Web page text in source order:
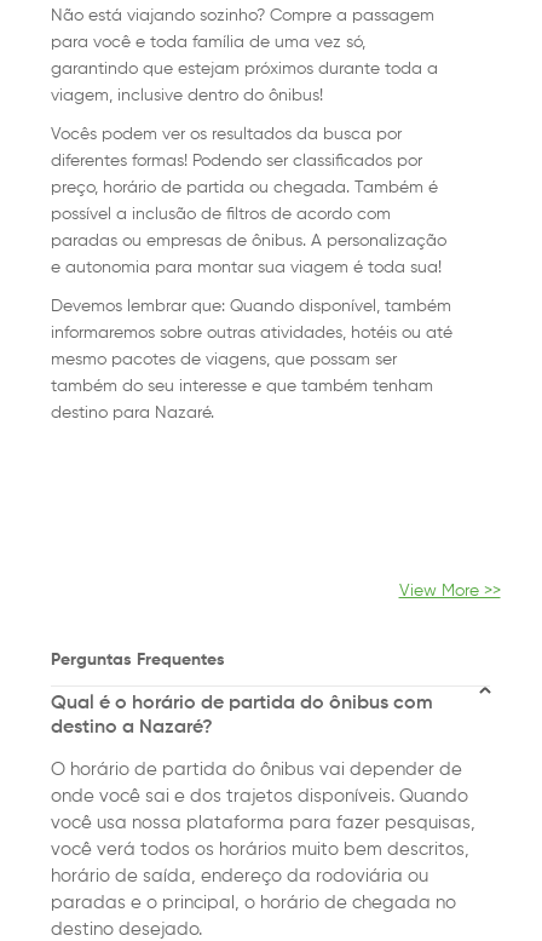
Não está viajando sozinho? Compre a passagem
para você e toda família de uma vez só,
garantindo que estejam próximos durante toda a
viagem, inclusive dentro do ônibus!
Vocês podem ver os resultados da busca por
diferentes formas! Podendo ser classificados por
preço, horário de partida ou chegada. Também é
possível a inclusão de filtros de acordo com
paradas ou empresas de ônibus. A personalização
e autonomia para montar sua viagem é toda sua!
Devemos lembrar que: Quando disponível, também
informaremos sobre outras atividades, hotéis ou até
mesmo pacotes de viagens, que possam ser
também do seu interesse e que também tenham
destino para Nazaré.
View More >>
Perguntas Frequentes
Qual é o horário de partida do ônibus com
destino a Nazaré?
O horário de partida do ônibus vai depender de
onde você sai e dos trajetos disponíveis. Quando
você usa nossa plataforma para fazer pesquisas,
você verá todos os horários muito bem descritos,
horário de saída, endereço da rodoviária ou
paradas e o principal, o horário de chegada no
destino desejado.